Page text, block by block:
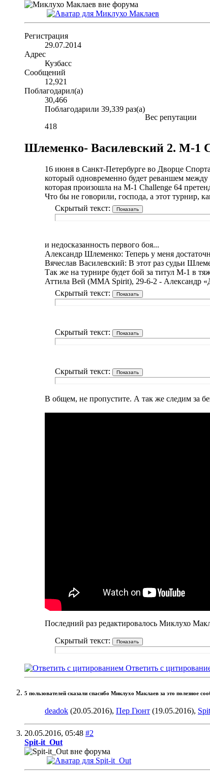
Регистрация
29.07.2014
Адрес
Кузбасс
Сообщений
12,921
Поблагодарил(а)
30,466
Поблагодарили 39,339 раз(а)
Вес репутации
418
Шлеменко- Василевский 2. M-1
16 июня в Санкт-Петербурге во Дворце
который одновременно будет реваншем
которая произошла на M-1 Challenge 64
Что бы не говорили, господа, а этот турнир,
Скрытый текст:
и недосказанность первого боя...
Александр Шлеменко: Теперь у меня
Вячеслав Василевский: В этот раз судьи
Так же на турнире будет бой за титул М-1 в
Аттила Вей (MMA Spirit), 29-6-2 - Александр
Скрытый текст:
Скрытый текст:
Скрытый текст:
В общем, не пропустите. А так же следим за
Последний раз редактировалось Миклухо
Скрытый текст:
Ответить с
5 пользователей сказали cпасибо Миклухо Маклаев за это полезное
deadok (20.05.2016), Пер Гюнт (19.05.2016),
20.05.2016, 05:48 #2
Spit-it_Out